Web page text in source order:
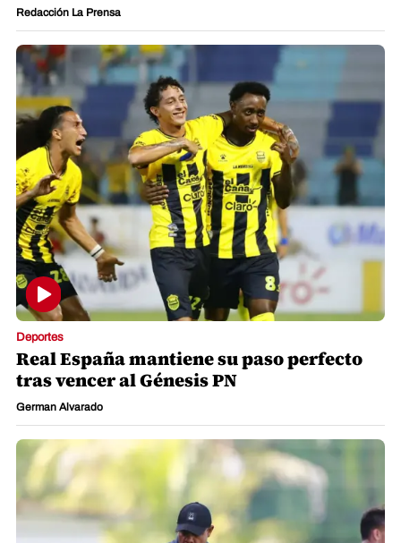
Redacción La Prensa
Deportes
Real España mantiene su paso perfecto
tras vencer al Génesis PN
German Alvarado